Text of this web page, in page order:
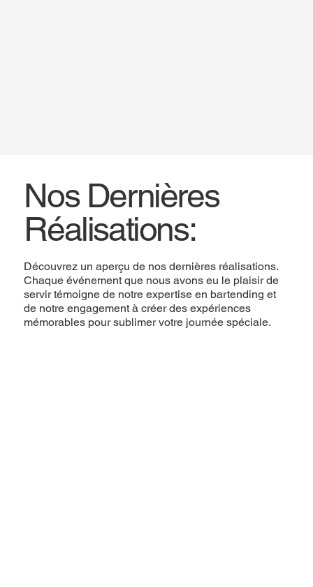
Nos Dernières
Réalisations:
Découvrez un aperçu de nos dernières réalisations.
Chaque événement que nous avons eu le plaisir de
servir témoigne de notre expertise en bartending et
de notre engagement à créer des expériences
mémorables pour sublimer votre journée spéciale.